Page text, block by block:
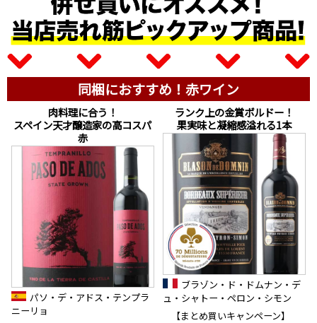
同梱におすすめ！赤ワイン
肉料理に合う！
スペイン天才醸造家の高コスパ
赤
パソ・デ・アドス・テンプラ
ニーリョ
ランク上の金賞ボルドー！
果実味と凝縮感溢れる1本
ブラゾン・ド・ドムナン・デ
ュ・シャトー・ペロン・シモン
【まとめ買いキャンペーン】